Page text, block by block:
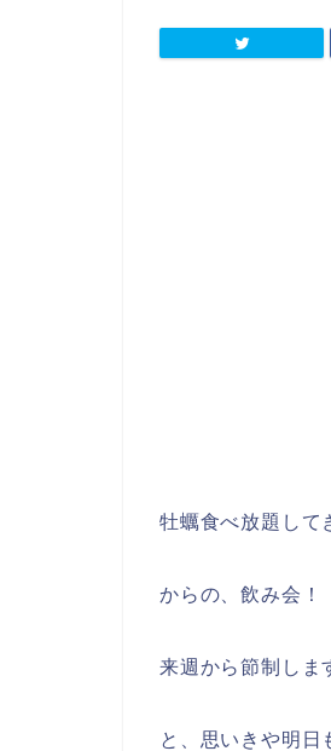
牡蠣食べ放題して
からの、飲み会！
来週から節制しま
と、思いきや明日